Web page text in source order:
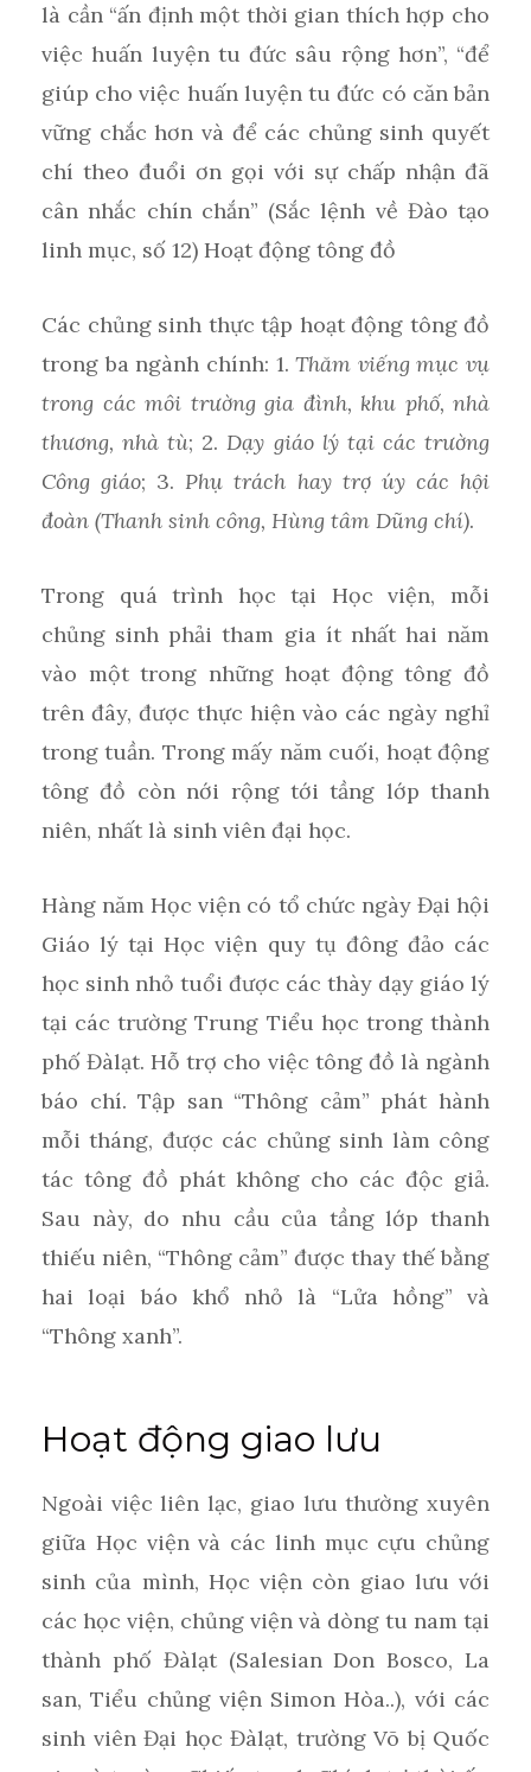
là cần “ấn định một thời gian thích hợp cho
việc huấn luyện tu đức sâu rộng hơn”, “để
giúp cho việc huấn luyện tu đức có căn bản
vững chắc hơn và để các chủng sinh quyết
chí theo đuổi ơn gọi với sự chấp nhận đã
cân nhắc chín chắn” (Sắc lệnh về Đào tạo
linh mục, số 12) Hoạt động tông đồ
Các chủng sinh thực tập hoạt động tông đồ
trong ba ngành chính: 1.Thăm viếng mục vụ
trong các môi trường gia đình, khu phố, nhà
thương, nhà tù; 2.Dạy giáo lý tại các trường
Công giáo; 3.Phụ trách hay trợ úy các hội
đoàn (Thanh sinh công, Hùng tâm Dũng chí).
Trong quá trình học tại Học viện, mỗi
chủng sinh phải tham gia ít nhất hai năm
vào một trong những hoạt động tông đồ
trên đây, được thực hiện vào các ngày nghỉ
trong tuần. Trong mấy năm cuối, hoạt động
tông đồ còn nới rộng tới tầng lớp thanh
niên, nhất là sinh viên đại học.
Hàng năm Học viện có tổ chức ngày Đại hội
Giáo lý tại Học viện quy tụ đông đảo các
học sinh nhỏ tuổi được các thày dạy giáo lý
tại các trường Trung Tiểu học trong thành
phố Đàlạt. Hỗ trợ cho việc tông đồ là ngành
báo chí. Tập san “Thông cảm” phát hành
mỗi tháng, được các chủng sinh làm công
tác tông đồ phát không cho các độc giả.
Sau này, do nhu cầu của tầng lớp thanh
thiếu niên, “Thông cảm” được thay thế bằng
hai loại báo khổ nhỏ là “Lửa hồng” và
“Thông xanh”.
Hoạt động giao lưu
Ngoài việc liên lạc, giao lưu thường xuyên
giữa Học viện và các linh mục cựu chủng
sinh của mình, Học viện còn giao lưu với
các học viện, chủng viện và dòng tu nam tại
thành phố Đàlạt (Salesian Don Bosco, La
san, Tiểu chủng viện Simon Hòa..), với các
sinh viên Đại học Đàlạt, trường Võ bị Quốc